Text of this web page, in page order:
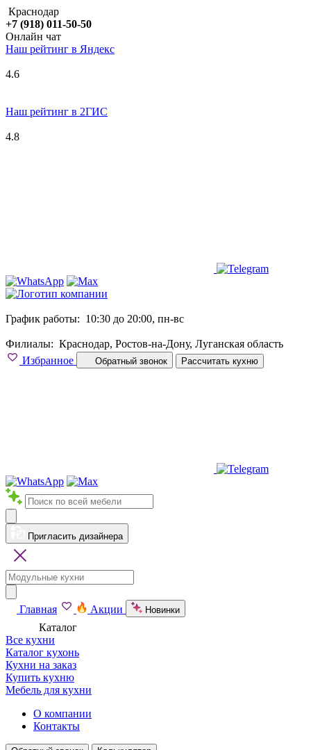
Краснодар
+7 (918) 011-50-50
Онлайн чат
Наш рейтинг в Яндекс
4.6
Наш рейтинг в 2ГИС
4.8
График работы: 10:30 до 20:00, пн-вс
Филиалы: Краснодар, Ростов-на-Дону, Луганская область
Избранное
Обратный звонок Рассчитать кухню
Пригласить дизайнера
Главная Акции Новинки
Каталог
Все кухни
Каталог кухонь
Кухни на заказ
Купить кухню
Мебель для кухни
О компании
Контакты